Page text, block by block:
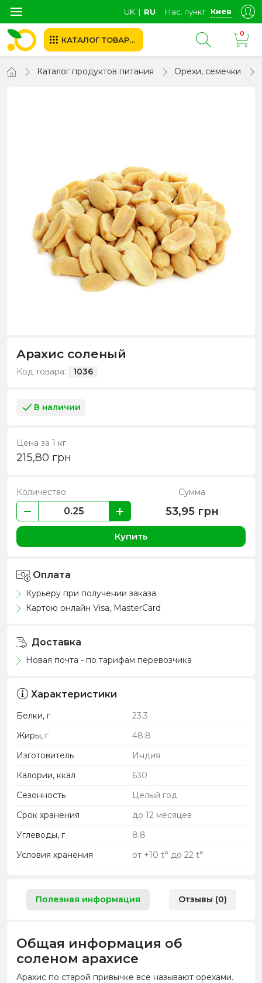
UK ∣ RU Нас. пункт Киев
КАТАЛОГ ТОВАРОВ
0
Каталог продуктов питания Орехи, семечки
Арахис соленый
Код товара: 1036
В наличии
Цена за 1 кг
215,80 грн
Количество Сумма
53,95 грн
Купить
Оплата
Курьеру при получении заказа
Картою онлайн Visa, MasterCard
Доставка
Новая почта - по тарифам перевозчика
Характеристики
Белки, г
23.3
Жиры, г
48.8
Изготовитель
Индия
Калории, ккал
630
Сезонность
Целый год
Срок хранения
до 12 месяцев
Углеводы, г
8.8
Условия хранения
от +10 t° до 22 t°
Полезная информация Отзывы (0)
Общая информация об
соленом арахисе
Арахис по старой привычке все называют орехами.